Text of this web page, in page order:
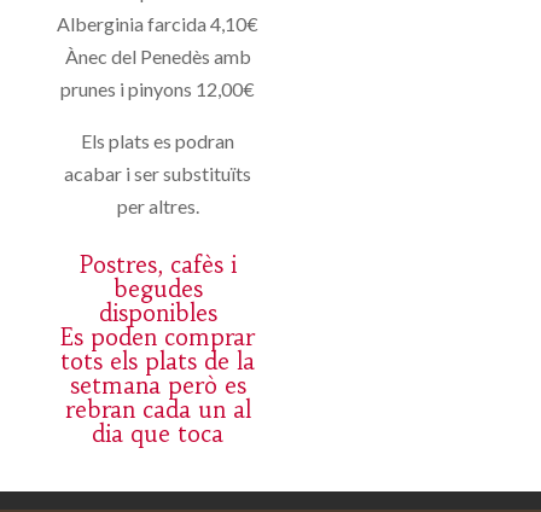
Alberginia farcida 4,10€
Ànec del Penedès amb
prunes i pinyons 12,00€
Els plats es podran
acabar i ser substituïts
per altres.
Postres, cafès i
begudes
disponibles
Es poden comprar
tots els plats de la
setmana però es
rebran cada un al
dia que toca